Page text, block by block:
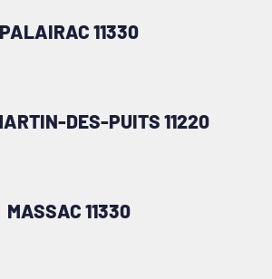
PALAIRAC 11330
DES-PUITS 11220
MASSAC 11330